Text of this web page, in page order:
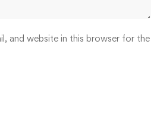
and website in this browser for the